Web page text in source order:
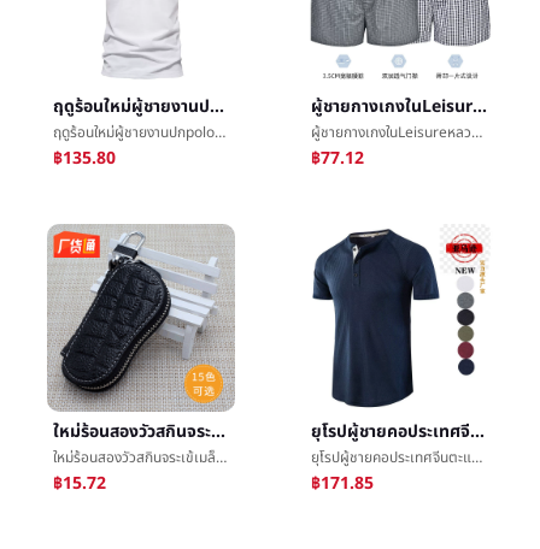
ฤดูร้อนใหม่ผู้ชายงานปกpoloเสื้อเทรนด์แจ็คเก็ตดิจิตอลการพิมพ์ยุโรปรหัสแขนสั้นผู้ชาย
ฤดูร้อนใหม่ผู้ชายงานปกpoloเสื้อเทรนด์แจ็คเก็ตดิจิตอลการพิมพ์ยุโรปรหัสแขนสั้นผู้ชาย
฿135.80
ผู้ชายกางเกงในLeisureหลวมบ้านกางเกงขัดแตะç­กางเกงฝ้ายลูกศรกางเกงญี่ปุ่นæ²æ»©กางเกงระบายอากาศได้ดีCozy
ผู้ชายกางเกงในLeisureหลวมบ้านกางเกงขัดแตะç­กางเกงฝ้ายลูกศรกางเกงญี่ปุ่นæ²æ»©กางเกงระบายอากาศได้ดีCozy
฿77.12
ใหม่ร้อนสองวัวสกินจระเข้เมล็ดข้าวหนังแท้รถกระเป๋าสตางค์สามารถคริสตัลจารึกเจาะกระเป๋าสตางค์มัลติฟังก์ชั่
ใหม่ร้อนสองวัวสกินจระเข้เมล็ดข้าวหนังแท้รถกระเป๋าสตางค์สามารถคริสตัลจารึกเจาะกระเป๋าสตางค์มัลติฟังก์ชั่
฿15.72
ยุโรปผู้ชายคอประเทศจีนตะแกรงสามีคลาสสิกกลางแจ้งแขนสั้นเฮนรี่เสื้อแจ็คเก็ตข้ามพรมแดนการค้าต่างประเทศแทรกไหล่รากฐานเสื้อยืดคอกลม
ยุโรปผู้ชายคอประเทศจีนตะแกรงสามีคลาสสิกกลางแจ้งแขนสั้นเฮนรี่เสื้อแจ็คเก็ตข้ามพรมแดนการค้าต่างประเทศแทรกไหล่รากฐานเสื้อยืดคอกลม
฿171.85